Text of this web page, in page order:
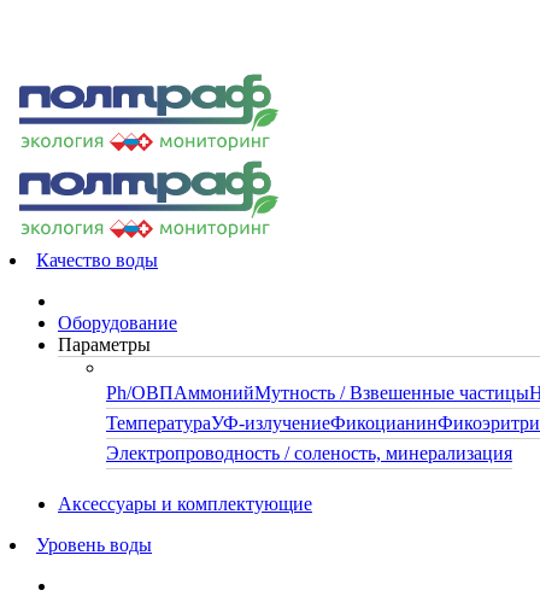
Качество воды
Оборудование
Параметры
Ph/ОВПАммонийМутность / Взвешенные частицы
ТемператураУФ-излучениеФикоцианин
Электропроводность / соленость, минерализация
Аксессуары и комплектующие
Уровень воды